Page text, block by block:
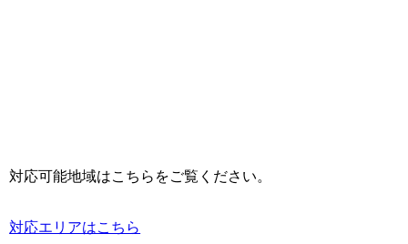
対応可能地域はこちらをご覧ください。
対応エリアはこちら